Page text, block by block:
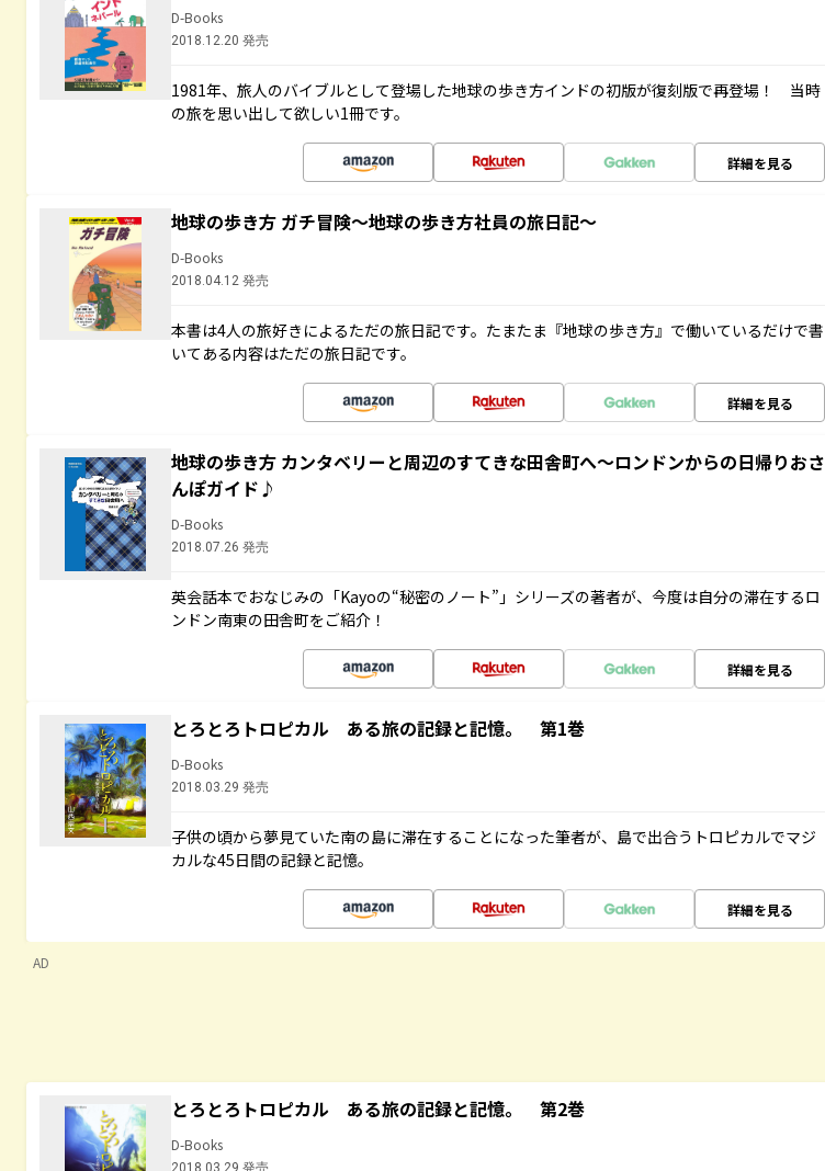
D-Books
2018.12.20 発売
1981年、旅人のバイブルとして登場した地球の歩き方インドの初版が復刻版で再登場！ 当時
の旅を思い出して欲しい1冊です。
詳細を見る
地球の歩き方 ガチ冒険～地球の歩き方社員の旅日記～
D-Books
2018.04.12 発売
本書は4人の旅好きによるただの旅日記です。たまたま『地球の歩き方』で働いているだけで書
いてある内容はただの旅日記です。
詳細を見る
地球の歩き方 カンタベリーと周辺のすてきな田舎町へ～ロンドンからの日帰りおさ
んぽガイド♪
D-Books
2018.07.26 発売
英会話本でおなじみの「Kayoの“秘密のノート”」シリーズの著者が、今度は自分の滞在するロ
ンドン南東の田舎町をご紹介！
詳細を見る
とろとろトロピカル ある旅の記録と記憶。 第1巻
D-Books
2018.03.29 発売
子供の頃から夢見ていた南の島に滞在することになった筆者が、島で出合うトロピカルでマジ
カルな45日間の記録と記憶。
詳細を見る
AD
とろとろトロピカル ある旅の記録と記憶。 第2巻
D-Books
2018.03.29 発売